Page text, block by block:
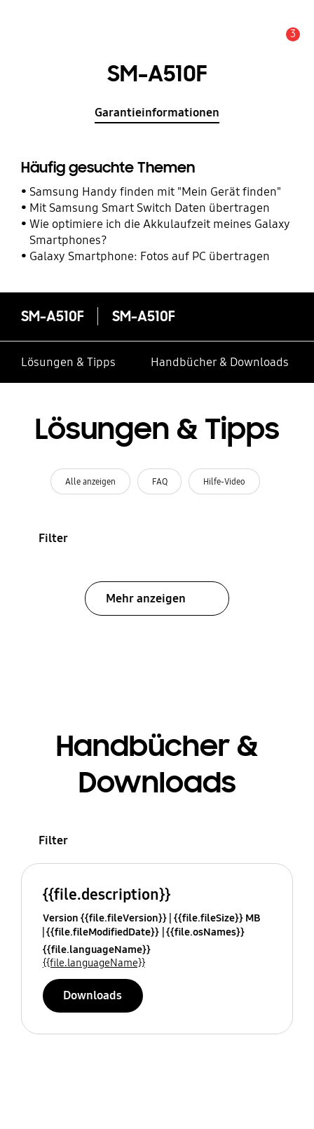
3
SM-A510F
Garantieinformationen
Häufig gesuchte Themen
Samsung Handy finden mit "Mein Gerät finden"
Mit Samsung Smart Switch Daten übertragen
Wie optimiere ich die Akkulaufzeit meines Galaxy
Smartphones?
Galaxy Smartphone: Fotos auf PC übertragen
SM-A510F SM-A510F
Lösungen & Tipps Handbücher & Downloads
Lösungen & Tipps
Alle anzeigen FAQ Hilfe-Video
Filter
Mehr anzeigen
Handbücher &
Downloads
Filter
{{file.description}}
Version {{file.fileVersion}} {{file.fileSize}} MB
{{file.fileModifiedDate}} {{file.osNames}}
{{file.languageName}}
{{file.languageName}}
Downloads